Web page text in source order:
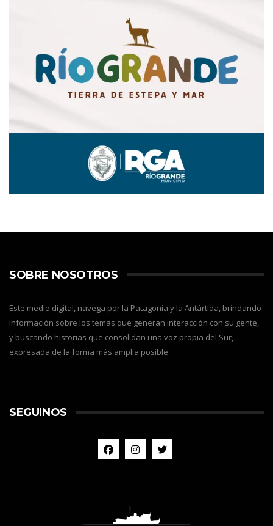
SOBRE NOSOTROS
Este medio digital, navega por la Patagonia y la Antártida, brindando
información sobre los temas que generan interacción con su gente,
y buscando historias que consolidan una voz propia del Sur,
expresada de la forma más amplia posible.
SEGUINOS